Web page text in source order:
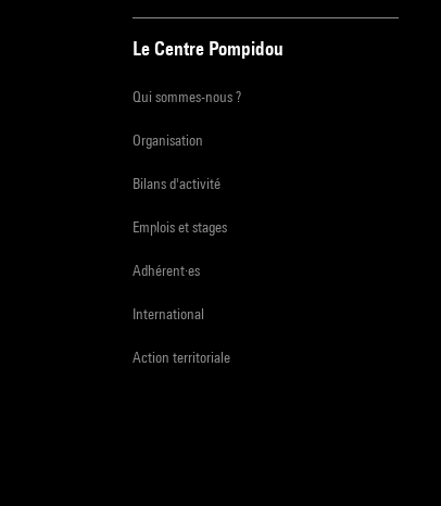
Le Centre Pompidou
Qui sommes-nous ?
Organisation
Bilans d'activité
Emplois et stages
Adhérent·es
International
Action territoriale